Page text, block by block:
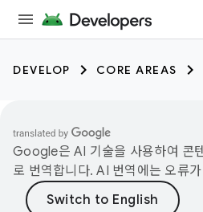
DEVELOP CORE AREAS
Google은 AI 기술을 사용하여 콘
로 번역합니다. AI 번역에는 오류